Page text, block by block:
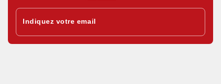
Indiquez votre email